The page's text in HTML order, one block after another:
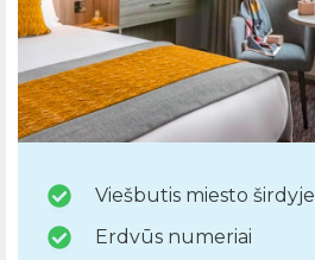
Viešbutis miesto širdyje
Erdvūs numeriai